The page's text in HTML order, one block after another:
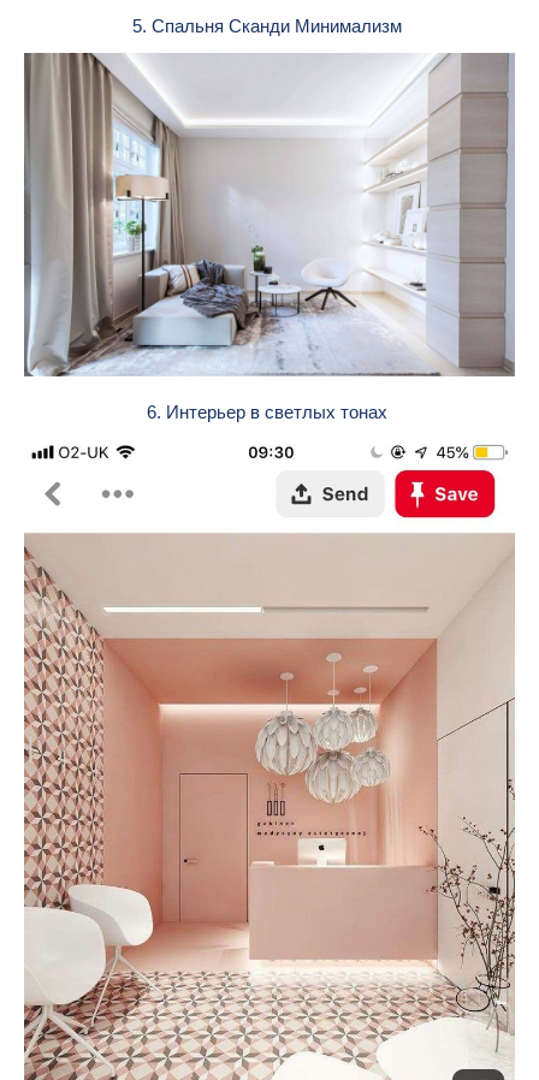
5. Спальня Сканди Минимализм
6. Интерьер в светлых тонах